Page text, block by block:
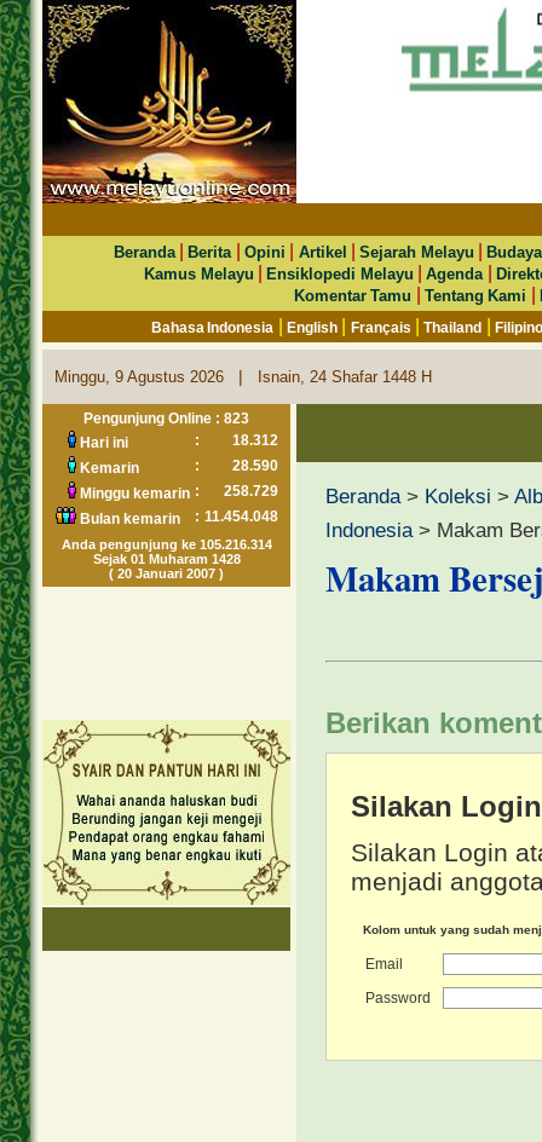
Beranda|Berita Opini Artikel |Sejarah Melayu |
Kamus Melayu
|Ensiklopedi Melayu |Agenda |
Komentar Tamu
|Tentang Kami |
Bahasa Indonesia |English Français |Thailand |
Minggu, 9 Agustus 2026 | Isnain, 24 Shafar 1448 H
Pengunjung Online : 823
Hari ini
:
18.312
Kemarin
:
28.590
Minggu kemarin :
258.729
Bulan kemarin
: 11.454.048
Anda pengunjung ke 105.216.314
Sejak 01 Muharam 1428
( 20 Januari 2007 )
Beranda> Koleksi >
Indonesia> Makam
Makam
Berikan
Silakan
Silakan Login
menjadi
Kolom untuk yang sudah
Email
Password